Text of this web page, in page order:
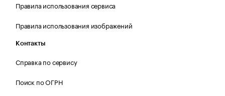
Правила использования сервиса
Правила использования изображений
Контакты
Справка по сервису
Поиск по ОГРН